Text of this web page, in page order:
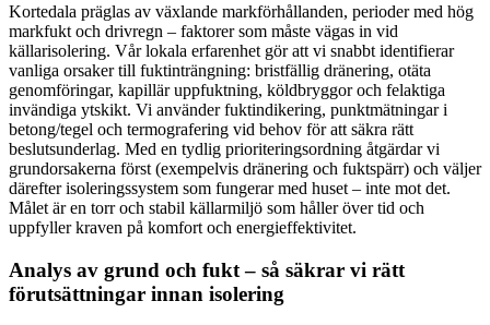
Kortedala präglas av växlande markförhållanden, perioder med hög
markfukt och drivregn – faktorer som måste vägas in vid
källarisolering. Vår lokala erfarenhet gör att vi snabbt identifierar
vanliga orsaker till fuktinträngning: bristfällig dränering, otäta
genomföringar, kapillär uppfuktning, köldbryggor och felaktiga
invändiga ytskikt. Vi använder fuktindikering, punktmätningar i
betong/tegel och termografering vid behov för att säkra rätt
beslutsunderlag. Med en tydlig prioriteringsordning åtgärdar vi
grundorsakerna först (exempelvis dränering och fuktspärr) och väljer
därefter isoleringssystem som fungerar med huset – inte mot det.
Målet är en torr och stabil källarmiljö som håller över tid och
uppfyller kraven på komfort och energieffektivitet.
Analys av grund och fukt – så säkrar vi rätt
förutsättningar innan isolering